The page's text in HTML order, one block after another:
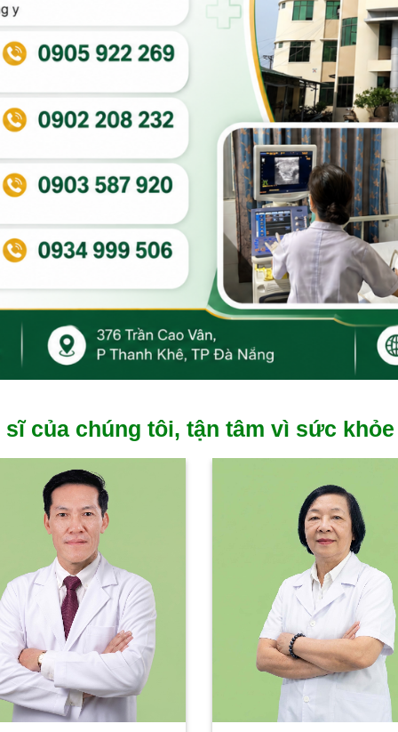
sĩ của chúng tôi, tận tâm vì sức khỏe